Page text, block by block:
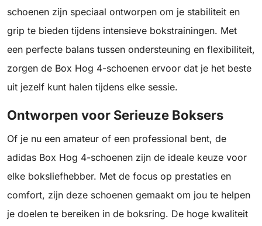
schoenen zijn speciaal ontworpen om je stabiliteit en
grip te bieden tijdens intensieve bokstrainingen. Met
een perfecte balans tussen ondersteuning en flexibiliteit,
zorgen de Box Hog 4-schoenen ervoor dat je het beste
uit jezelf kunt halen tijdens elke sessie.
Ontworpen voor Serieuze Boksers
Of je nu een amateur of een professional bent, de
adidas Box Hog 4-schoenen zijn de ideale keuze voor
elke boksliefhebber. Met de focus op prestaties en
comfort, zijn deze schoenen gemaakt om jou te helpen
je doelen te bereiken in de boksring. De hoge kwaliteit